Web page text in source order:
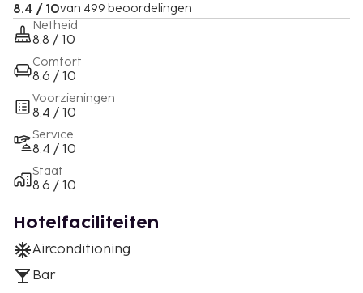
8.4 / 10van 499 beoordelingen
Netheid
8.8 / 10
Comfort
8.6 / 10
Voorzieningen
8.4 / 10
Service
8.4 / 10
Staat
8.6 / 10
Hotelfaciliteiten
Airconditioning
Bar